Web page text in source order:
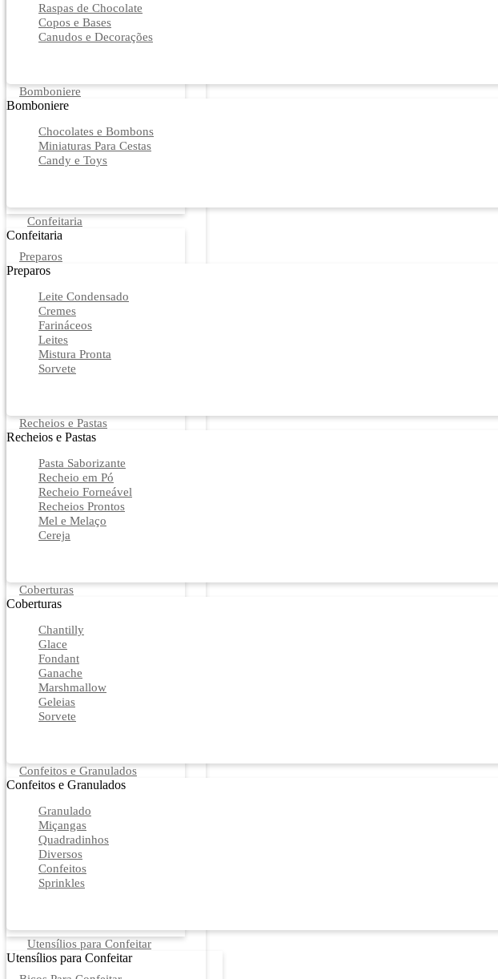
Raspas de Chocolate
Copos e Bases
Canudos e Decorações
Bomboniere
Bomboniere
Chocolates e Bombons
Miniaturas Para Cestas
Candy e Toys
Confeitaria
Confeitaria
Preparos
Preparos
Leite Condensado
Cremes
Farináceos
Leites
Mistura Pronta
Sorvete
Recheios e Pastas
Recheios e Pastas
Pasta Saborizante
Recheio em Pó
Recheio Forneável
Recheios Prontos
Mel e Melaço
Cereja
Coberturas
Coberturas
Chantilly
Glace
Fondant
Ganache
Marshmallow
Geleias
Sorvete
Confeitos e Granulados
Confeitos e Granulados
Granulado
Miçangas
Quadradinhos
Diversos
Confeitos
Sprinkles
Utensílios para Confeitar
Utensílios para Confeitar